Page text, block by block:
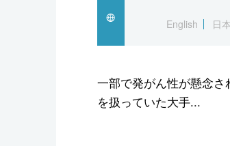
スポーツ・東京2020English
日
一部で発がん性が懸念
を扱っていた大手...